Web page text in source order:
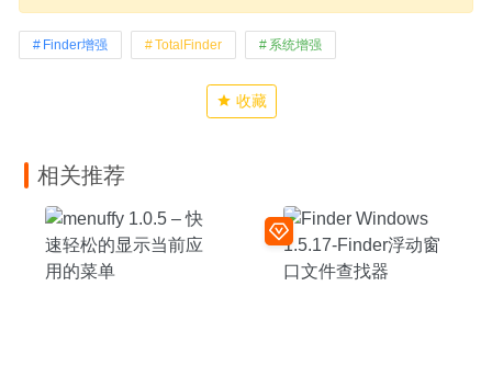
Finder增强 TotalFinder 系统增强
收藏
相关推荐